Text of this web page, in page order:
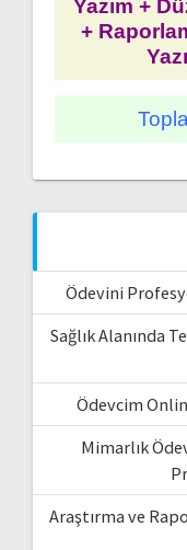
Yazım +
+
Ödevini
Sağlık Alanında
Ödevcim
Mimarlık
Araştırma ve